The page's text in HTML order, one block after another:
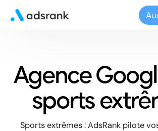
Agence
sports
Sports extrêmes : AdsRank pilote